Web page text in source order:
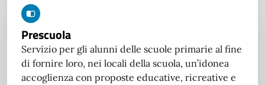
Prescuola
Servizio per gli alunni delle scuole primarie al fine
di fornire loro, nei locali della scuola, un’idonea
accoglienza con proposte educative, ricreative e